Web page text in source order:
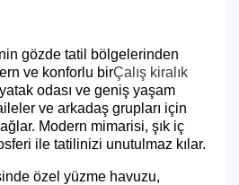
gözde tatil bölgelerinden
ve konforlu birÇalış kiralık
odası ve geniş yaşam
ve arkadaş grupları için
Modern mimarisi, şık iç
ile tatilinizi unutulmaz kılar.
özel yüzme havuzu,